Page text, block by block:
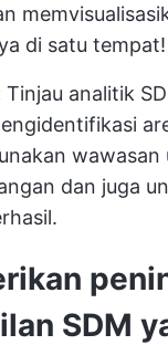
di satu tempat!
Tinjau analitik
wawasan
dan juga
SDM